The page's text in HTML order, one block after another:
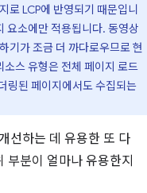
로 LCP에 반영되기 때문입니
요소에만 적용됩니다. 동영상
기가 조금 더 까다로우므로 현
스 유형은 전체 페이지 로드
링된 페이지에서도 수집되는
선하는 데 유용한 또 다
분이 얼마나 유용한지